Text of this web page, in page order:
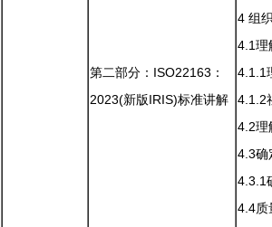
第二部分：ISO22163：
2023(新版IRIS)标准讲解
4 组
4.1理
4.1.1
4.1.2
4.2理
4.3确
4.3.1
4.4质